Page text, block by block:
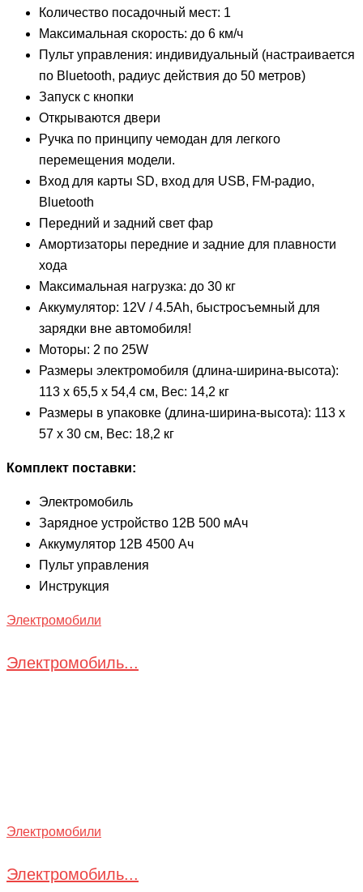
Количество посадочный мест: 1
Максимальная скорость: до 6 км/ч
Пульт управления: индивидуальный (настраивается
по Bluetooth, радиус действия до 50 метров)
Запуск с кнопки
Открываются двери
Ручка по принципу чемодан для легкого
перемещения модели.
Вход для карты SD, вход для USB, FM-радио,
Bluetooth
Передний и задний свет фар
Амортизаторы передние и задние для плавности
хода
Максимальная нагрузка: до 30 кг
Аккумулятор: 12V / 4.5Ah, быстросъемный для
зарядки вне автомобиля!
Моторы: 2 по 25W
Размеры электромобиля (длина-ширина-высота):
113 х 65,5 х 54,4 см, Вес: 14,2 кг
Размеры в упаковке (длина-ширина-высота): 113 х
57 х 30 см, Вес: 18,2 кг
Комплект поставки:
Электромобиль
Зарядное устройство 12В 500 мАч
Аккумулятор 12В 4500 Ач
Пульт управления
Инструкция
Электромобили
Электромобиль...
Электромобили
Электромобиль...